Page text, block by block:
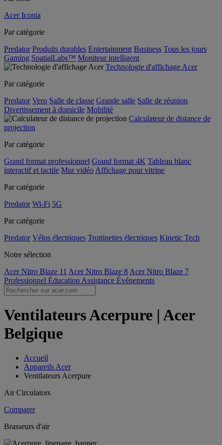
Acer Iconia
Par catégorie
Predator Produits durables Entertainment Business Tous les jours
Gaming SpatialLabs™ Moniteur intelligent
Technologie d'affichage Acer
Par catégorie
Predator Vero Salle de classe Grande salle Salle de réunion
Divertissement à domicile Mobilité
Calculateur de distance de
projection
Par catégorie
Grand format professionnel Grand format 4K Tableau blanc
interactif et tactile Mur vidéo Affichage pour vitrine
Par catégorie
Predator Wi-Fi 5G
Par catégorie
Predator Vélos électriques Trottinettes électriques Kinetic Tech
Notre sélection
Acer Nitro Blaze 11 Acer Nitro Blaze 8 Acer Nitro Blaze 7
Professionnel Éducation Assistance Événements
Ventilateurs Acerpure | Acer
Belgique
Accueil
Appareils Acer
Ventilateurs Acerpure
Air Circulators
Comparer
Brasseurs d'air